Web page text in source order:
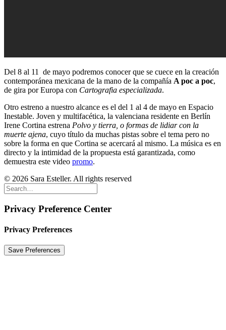
Del 8 al 11 de mayo podremos conocer que se cuece en la creación
contemporánea mexicana de la mano de la compañía A poc a poc,
de gira por Europa con Cartografia especializada.
Otro estreno a nuestro alcance es el del 1 al 4 de mayo en Espacio
Inestable. Joven y multifacética, la valenciana residente en Berlín
Irene Cortina estrena Polvo y tierra, o formas de lidiar con la
muerte ajena, cuyo título da muchas pistas sobre el tema pero no
sobre la forma en que Cortina se acercará al mismo. La música es en
directo y la intimidad de la propuesta está garantizada, como
demuestra este video promo.
© 2026 Sara Esteller. All rights reserved
Privacy Preference Center
Privacy Preferences